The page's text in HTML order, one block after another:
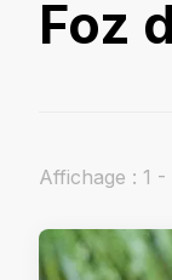
Foz
Affichage : 1 -